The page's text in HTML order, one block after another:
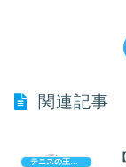
関連記事
テニスの王子様